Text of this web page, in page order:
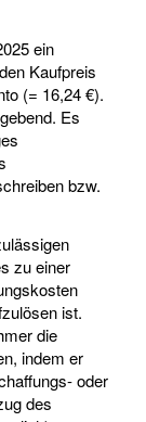
ein
Kaufpreis
(= 16,24 €).
Es
bzw.
zu einer
ist.
die
indem er
oder
des